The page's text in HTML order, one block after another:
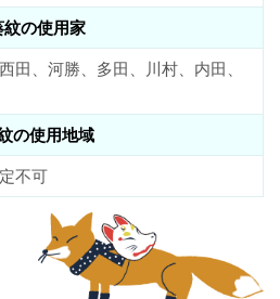
紋の使用家
田、河勝、多田、川村、内田、
の使用地域
不可